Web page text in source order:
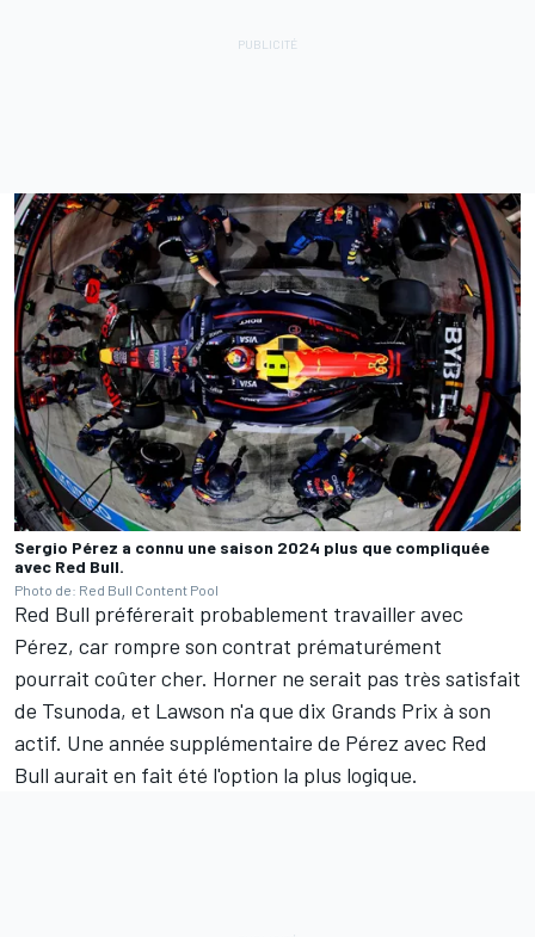
Sergio Pérez a connu une saison 2024 plus que compliquée
avec Red Bull.
Photo de: Red Bull Content Pool
Red Bull préférerait probablement travailler avec
Pérez, car rompre son contrat prématurément
pourrait coûter cher. Horner ne serait pas très satisfait
de Tsunoda, et Lawson n'a que dix Grands Prix à son
actif. Une année supplémentaire de Pérez avec Red
Bull aurait en fait été l'option la plus logique.